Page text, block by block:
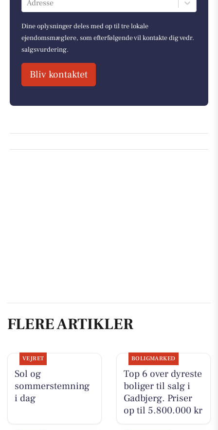
Adresse
Dine oplysninger deles med op til tre lokale
ejendomsmæglere, som efterfølgende vil kontakte dig vedr.
salgsvurdering.
Bliv kontaktet
FLERE ARTIKLER
VEJRET
Sol og
sommerstemning
i dag
BOLIGMARKED
Top 6 over dyreste
boliger til salg i
Gadbjerg. Priser
op til 5.800.000 kr